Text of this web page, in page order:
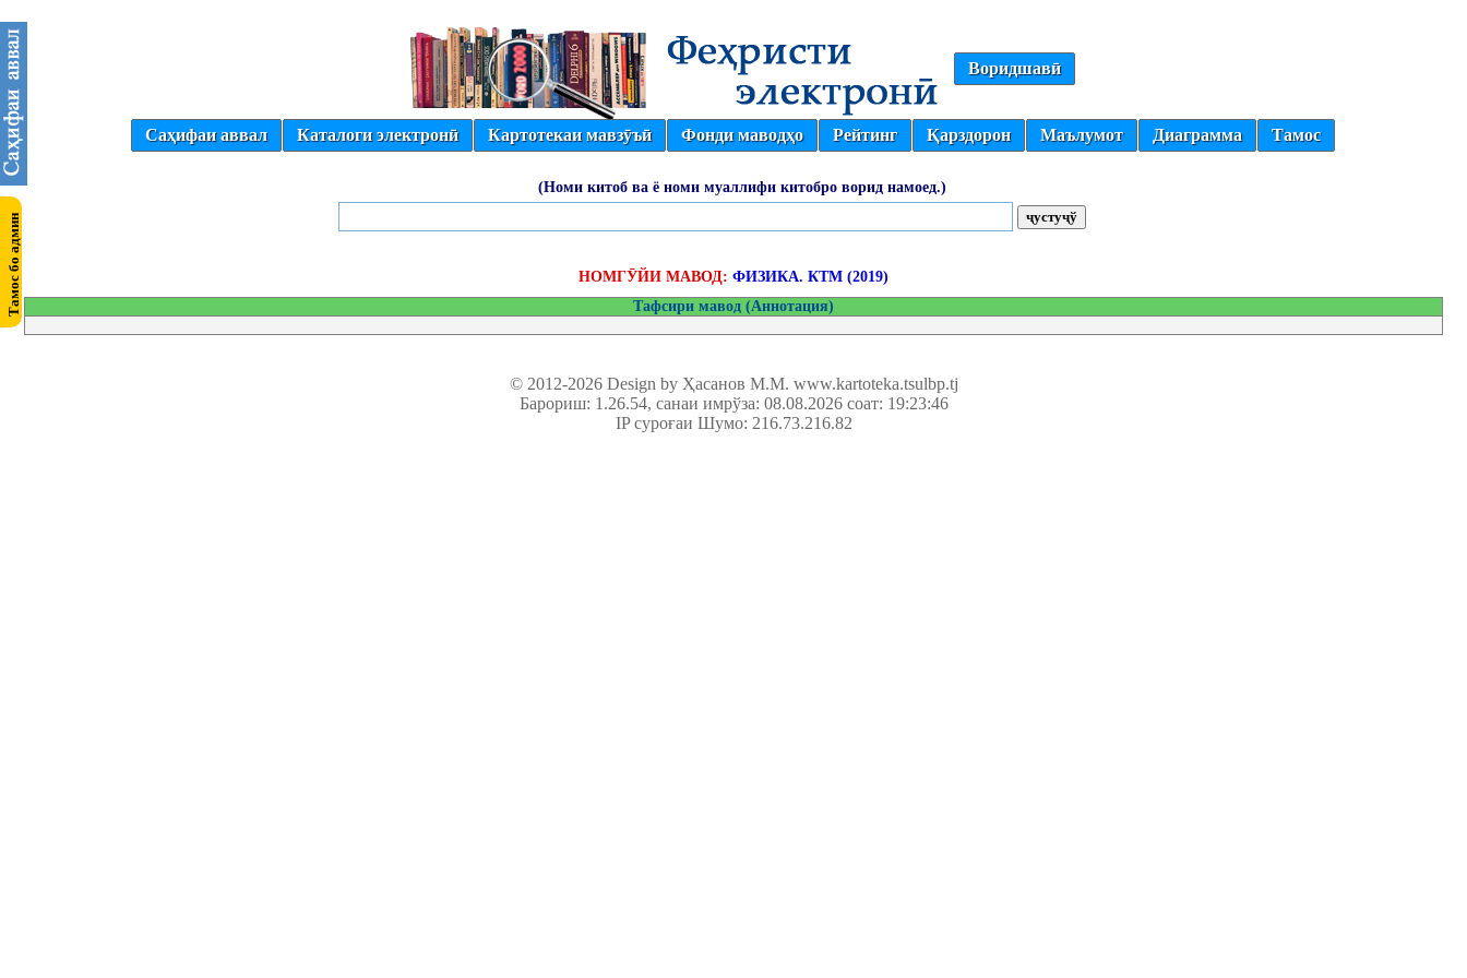
Воридшавӣ
Саҳифаи аввал Каталоги электронӣ Картотекаи мавзӯъӣ Фонди маводҳо Рейтинг Қарздорон Маълумот Диаграмма Тамос
(Номи китоб ва ё номи муаллифи китобро ворид намоед.)
НОМГӮЙИ МАВОД: ФИЗИКА. КТМ (2019)
Тафсири мавод (Аннотация)
© 2012-2026 Design by Ҳасанов М.М. www.kartoteka.tsulbp.tj
Барориш: 1.26.54, санаи имрўза: 08.08.2026 соат: 19:23:46
IP суроғаи Шумо: 216.73.216.82